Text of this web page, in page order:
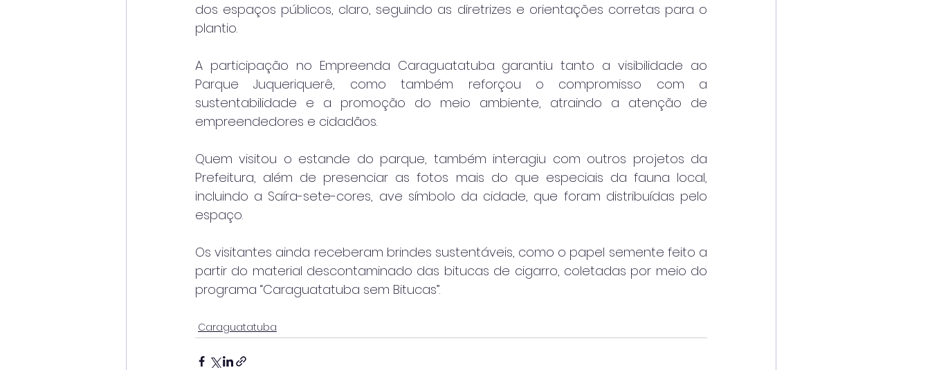
dos espaços públicos, claro, seguindo as diretrizes e orientações corretas para o
plantio.
A participação no Empreenda Caraguatatuba garantiu tanto a visibilidade ao
Parque Juqueriquerê, como também reforçou o compromisso com a
sustentabilidade e a promoção do meio ambiente, atraindo a atenção de
empreendedores e cidadãos.
Quem visitou o estande do parque, também interagiu com outros projetos da
Prefeitura, além de presenciar as fotos mais do que especiais da fauna local,
incluindo a Saíra-sete-cores, ave símbolo da cidade, que foram distribuídas pelo
espaço.
Os visitantes ainda receberam brindes sustentáveis, como o papel semente feito a
partir do material descontaminado das bitucas de cigarro, coletadas por meio do
programa “Caraguatatuba sem Bitucas”.
Caraguatatuba